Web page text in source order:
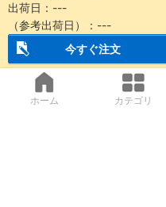
出荷日： ---
（参考出荷日）： ---
今すぐ注文
ホーム カテゴリ